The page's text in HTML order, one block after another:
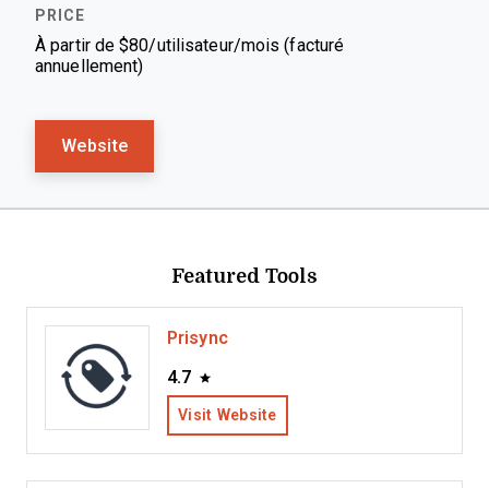
À partir de $80/utilisateur/mois (facturé
annuellement)
Website
Featured Tools
Prisync
4.7
Visit Website